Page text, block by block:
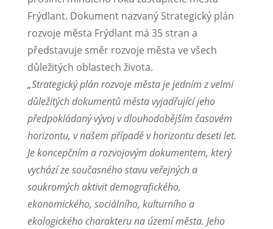
Frýdlant. Dokument nazvaný Strategický plán
rozvoje města Frýdlant má 35 stran a
představuje směr rozvoje města ve všech
důležitých oblastech života.
„Strategický plán rozvoje města je jedním z velmi
důležitých dokumentů města vyjadřující jeho
předpokládaný vývoj v dlouhodobějším časovém
horizontu, v našem případě v horizontu deseti let.
Je koncepčním a rozvojovým dokumentem, který
vychází ze současného stavu veřejných a
soukromých aktivit demografického,
ekonomického, sociálního, kulturního a
ekologického charakteru na území města. Jeho